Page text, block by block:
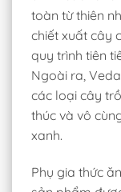
toàn từ thiên
chiết xuất cây
quy trình tiên
Ngoài ra,
các loại cây
thúc và vô
xanh.
Phụ gia thức